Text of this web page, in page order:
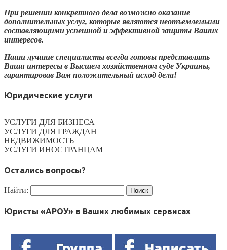
При решении конкретного дела возможно оказание
дополнительных услуг, которые являются неотъемлемыми
составляющими успешной и эффективной защиты Ваших
интересов.
Наши лучшие специалисты всегда готовы представлять
Ваши интересы в Высшем хозяйственном суде Украины,
гарантировав Вам положительный исход дела!
Юридические услуги
УСЛУГИ ДЛЯ БИЗНЕСА
УСЛУГИ ДЛЯ ГРАЖДАН
НЕДВИЖИМОСТЬ
УСЛУГИ ИНОСТРАНЦАМ
Остались вопросы?
Найти:
Юристы «АРОУ» в Ваших любимых сервисах